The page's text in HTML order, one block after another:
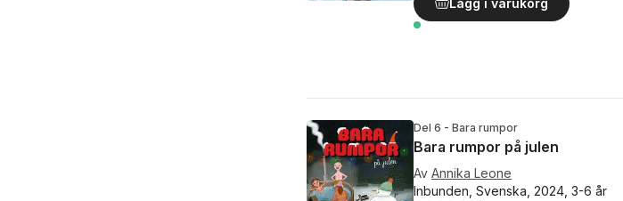
Lägg i varukorg
Del 6 - Bara rumpor
Bara rumpor på julen
Av Annika Leone
Inbunden, Svenska, 2024, 3-6 år